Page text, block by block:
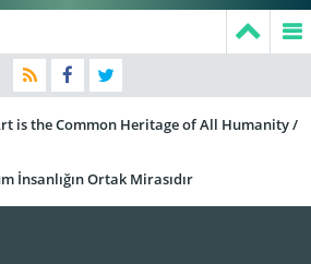
is the Common Heritage of All Humanity /
İnsanlığın Ortak Mirasıdır